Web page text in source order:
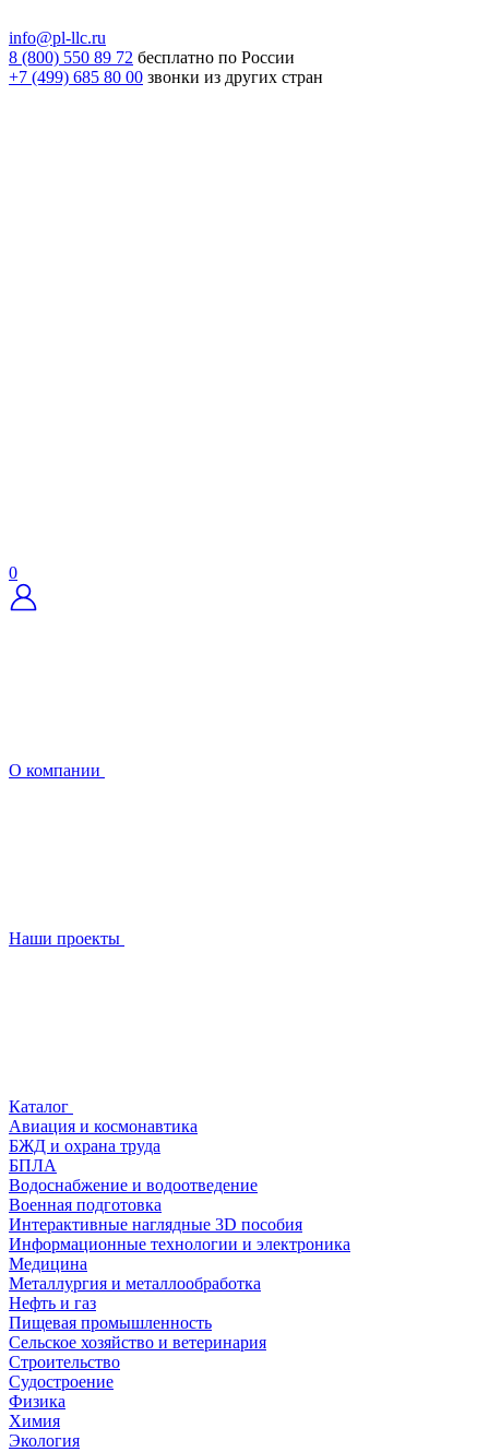
info@pl-llc.ru
8 (800) 550 89 72 бесплатно по России
+7 (499) 685 80 00 звонки из других стран
0
О компании
Наши проекты
Каталог
Авиация и космонавтика
БЖД и охрана труда
БПЛА
Водоснабжение и водоотведение
Военная подготовка
Интерактивные наглядные 3D пособия
Информационные технологии и электроника
Медицина
Металлургия и металлообработка
Нефть и газ
Пищевая промышленность
Сельское хозяйство и ветеринария
Строительство
Судостроение
Физика
Химия
Экология